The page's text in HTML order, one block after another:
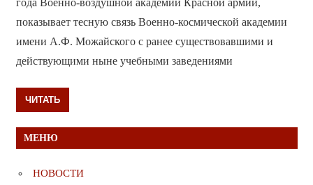
года Военно-воздушной академии Красной армии,
показывает тесную связь Военно-космической академии
имени А.Ф. Можайского с ранее существовавшими и
действующими ныне учебными заведениями
ЧИТАТЬ
МЕНЮ
НОВОСТИ